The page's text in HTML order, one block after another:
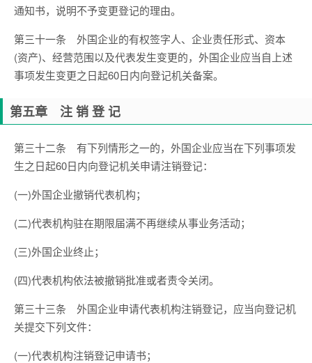
通知书，说明不予变更登记的理由。
第三十一条 外国企业的有权签字人、企业责任形式、资本
(资产)、经营范围以及代表发生变更的，外国企业应当自上述
事项发生变更之日起60日内向登记机关备案。
第五章 注 销 登 记
第三十二条 有下列情形之一的，外国企业应当在下列事项发
生之日起60日内向登记机关申请注销登记：
(一)外国企业撤销代表机构；
(二)代表机构驻在期限届满不再继续从事业务活动；
(三)外国企业终止；
(四)代表机构依法被撤销批准或者责令关闭。
第三十三条 外国企业申请代表机构注销登记，应当向登记机
关提交下列文件：
(一)代表机构注销登记申请书；